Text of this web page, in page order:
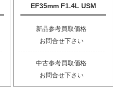
EF35mm F1.4L USM
新品参考買取価格
お問合せ下さい
中古参考買取価格
お問合せ下さい